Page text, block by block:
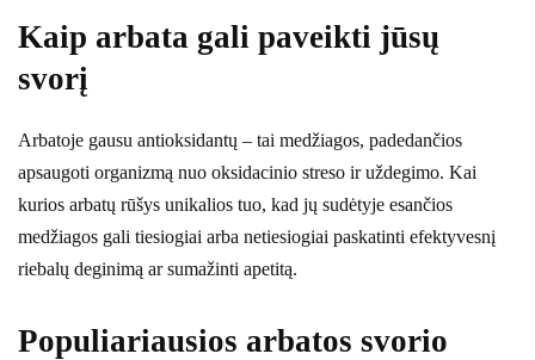
Kaip arbata gali paveikti jūsų
svorį
Arbatoje gausu antioksidantų – tai medžiagos, padedančios
apsaugoti organizmą nuo oksidacinio streso ir uždegimo. Kai
kurios arbatų rūšys unikalios tuo, kad jų sudėtyje esančios
medžiagos gali tiesiogiai arba netiesiogiai paskatinti efektyvesnį
riebalų deginimą ar sumažinti apetitą.
Populiariausios arbatos svorio